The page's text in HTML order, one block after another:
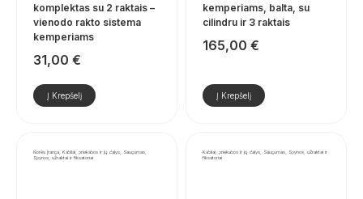
komplektas su 2 raktais –
vienodo rakto sistema
kemperiams
31,00 €
Į Krepšelį
kemperiams, balta, su
cilindru ir 3 raktais
165,00 €
Į Krepšelį
Išorės įranga, Kabliai, priekabos ir jų dalys, Saugumas,
Spynos, užraktai ir fiksatoriai
Kabliai, priekabos ir jų dalys, Saugumas, Spynos, užraktai ir
fiksatoriai